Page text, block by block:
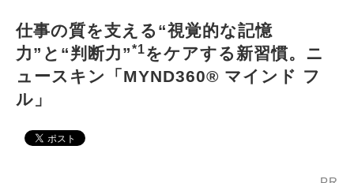
仕事の質を支える“視覚的な記憶
力”と“判断力”*1をケアする新習慣。ニ
ュースキン「MYND360® マインド フ
ル」